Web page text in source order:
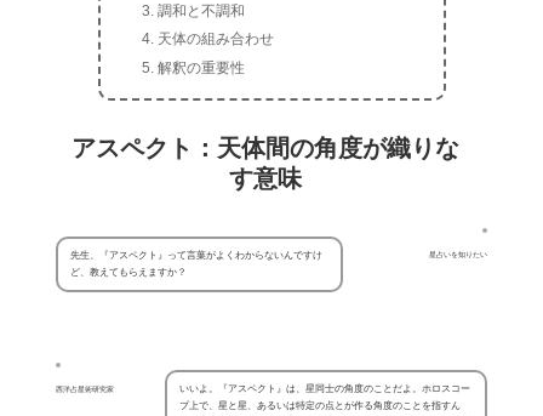
調和と不調和
天体の組み合わせ
解釈の重要性
アスペクト：天体間の角度が織りな
す意味
星占いを知りたい
先生、『アスペクト』って言葉がよくわからないんですけ
ど、教えてもらえますか？
西洋占星術研究家
いいよ。『アスペクト』は、星同士の角度のことだよ。ホロスコー
プ上で、星と星、あるいは特定の点とが作る角度のことを指すん